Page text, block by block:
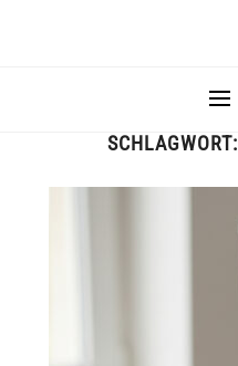
SCHLAGWORT: